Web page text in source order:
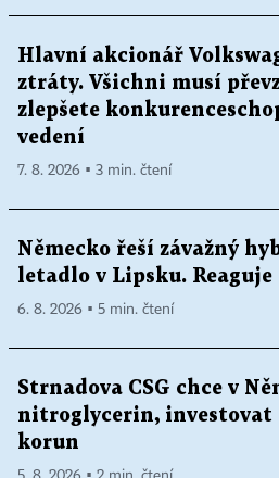
Hlavní akcionář
ztráty. Všichni musí
zlepšete
vedení
7. 8. 2026 ▪ 3 min. čtení
Německo řeší závažný
letadlo v Lipsku. Reaguje
6. 8. 2026 ▪ 5 min. čtení
Strnadova CSG chce v
nitroglycerin, investovat
korun